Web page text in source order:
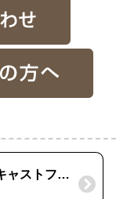
奈良県大和郡山：アーキキャストファンクションの機能門柱｜モミジのシンボルツリー